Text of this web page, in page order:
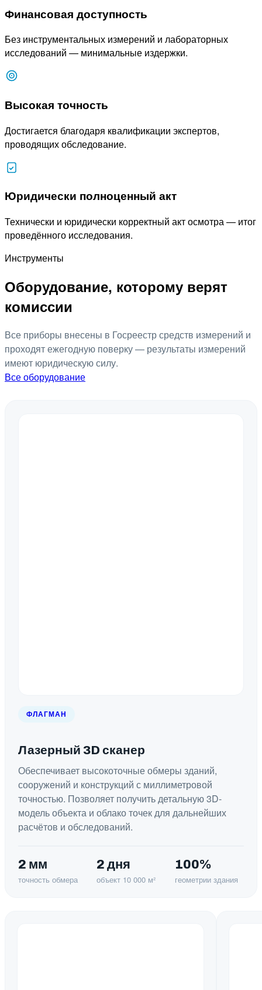
Финансовая доступность
Без инструментальных измерений и лабораторных
исследований — минимальные издержки.
Высокая точность
Достигается благодаря квалификации экспертов,
проводящих обследование.
Юридически полноценный акт
Технически и юридически корректный акт осмотра — итог
проведённого исследования.
Инструменты
Оборудование, которому верят
комиссии
Все приборы внесены в Госреестр средств измерений и
проходят ежегодную поверку — результаты измерений
имеют юридическую силу.
Все оборудование
ФЛАГМАН
Лазерный 3D сканер
Обеспечивает высокоточные обмеры зданий,
сооружений и конструкций с миллиметровой
точностью. Позволяет получить детальную 3D-
модель объекта и облако точек для дальнейших
расчётов и обследований.
2 мм
точность обмера
2 дня
объект 10 000 м²
100%
геометрии здания